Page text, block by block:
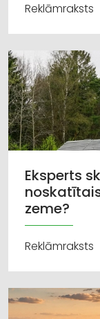
Reklāmraksts
Eksperts
zeme?
Reklāmraksts